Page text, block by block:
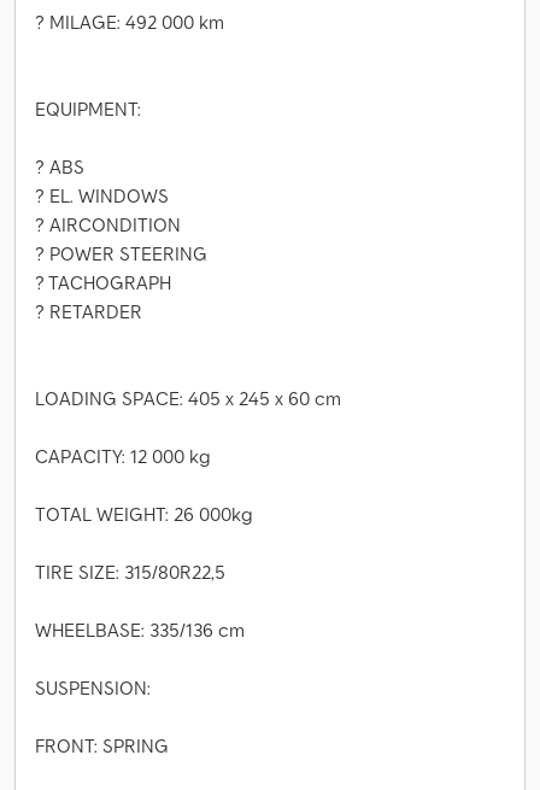
? MILAGE: 492 000 km
EQUIPMENT:
? ABS
? EL. WINDOWS
? AIRCONDITION
? POWER STEERING
? TACHOGRAPH
? RETARDER
LOADING SPACE: 405 x 245 x 60 cm
CAPACITY: 12 000 kg
TOTAL WEIGHT: 26 000kg
TIRE SIZE: 315/80R22,5
WHEELBASE: 335/136 cm
SUSPENSION:
FRONT: SPRING